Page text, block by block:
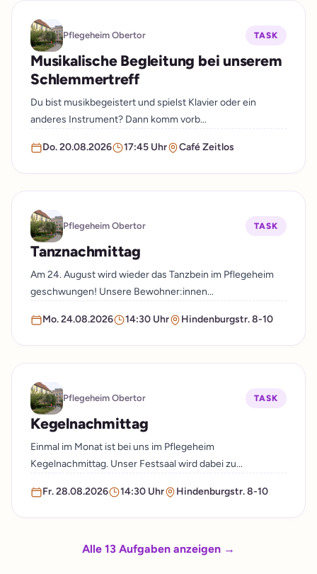
Pflegeheim Obertor TASK
Musikalische Begleitung bei unserem
Schlemmertreff
Du bist musikbegeistert und spielst Klavier oder ein
anderes Instrument? Dann komm vorb...
Do. 20.08.2026 17:45 Uhr Café Zeitlos
Pflegeheim Obertor TASK
Tanznachmittag
Am 24. August wird wieder das Tanzbein im Pflegeheim
geschwungen! Unsere Bewohner:innen...
Mo. 24.08.2026 14:30 Uhr Hindenburgstr. 8-10
Pflegeheim Obertor TASK
Kegelnachmittag
Einmal im Monat ist bei uns im Pflegeheim
Kegelnachmittag. Unser Festsaal wird dabei zu...
Fr. 28.08.2026 14:30 Uhr Hindenburgstr. 8-10
Alle 13 Aufgaben anzeigen →